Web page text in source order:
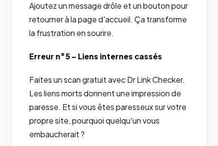
Ajoutez un message drôle et un bouton pour
retourner à la page d'accueil. Ça transforme
la frustration en sourire.
Erreur n°5 – Liens internes cassés
Faites un scan gratuit avec Dr Link Checker.
Les liens morts donnent une impression de
paresse. Et si vous êtes paresseux sur votre
propre site, pourquoi quelqu'un vous
embaucherait ?